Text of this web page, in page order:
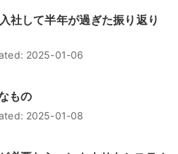
社して半年が過ぎた振り返り
2025-01-06
もの
2025-01-08